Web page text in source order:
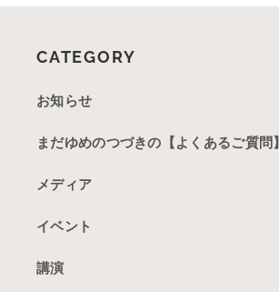
CATEGORY
お知らせ
まだゆめのつづきの【よくあるご質問】
メディア
イベント
講演